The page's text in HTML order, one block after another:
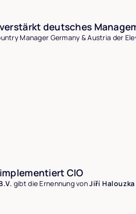
deutsches
Manager Germany & Austria der
CIO
gibt die Ernennung vonJiří Halouzka